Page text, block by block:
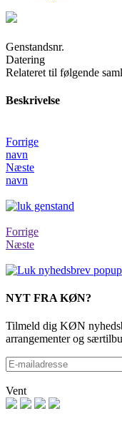
Genstandsnr.
Datering
Relateret til følgende
Beskrivelse
Forrige
navn
Næste
navn
Forrige
Næste
NYT FRA KØN?
Tilmeld dig KØN
arrangementer og
Vent